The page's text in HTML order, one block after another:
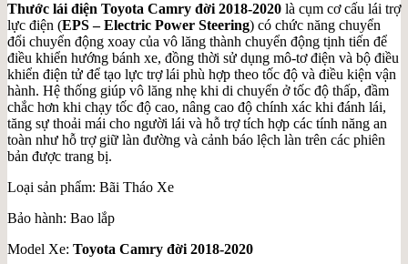
Thước lái điện Toyota Camry đời 2018-2020 là cụm cơ cấu lái trợ
lực điện (EPS – Electric Power Steering) có chức năng chuyển
đổi chuyển động xoay của vô lăng thành chuyển động tịnh tiến để
điều khiển hướng bánh xe, đồng thời sử dụng mô-tơ điện và bộ điều
khiển điện tử để tạo lực trợ lái phù hợp theo tốc độ và điều kiện vận
hành. Hệ thống giúp vô lăng nhẹ khi di chuyển ở tốc độ thấp, đầm
chắc hơn khi chạy tốc độ cao, nâng cao độ chính xác khi đánh lái,
tăng sự thoải mái cho người lái và hỗ trợ tích hợp các tính năng an
toàn như hỗ trợ giữ làn đường và cảnh báo lệch làn trên các phiên
bản được trang bị.
Loại sản phẩm: Bãi Tháo Xe
Bảo hành: Bao lắp
Model Xe: Toyota Camry đời 2018-2020